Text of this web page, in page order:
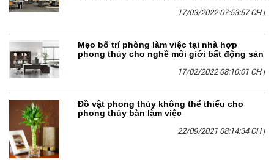
17/03/2022 07:53:57 CH|
Mẹo bố trí phòng làm việc tại nhà hợp
phong thủy cho nghề môi giới bất động sản
17/02/2022 08:10:01 CH|
Đồ vật phong thủy không thể thiếu cho
phong thủy bàn làm việc
22/09/2021 08:14:34 CH|